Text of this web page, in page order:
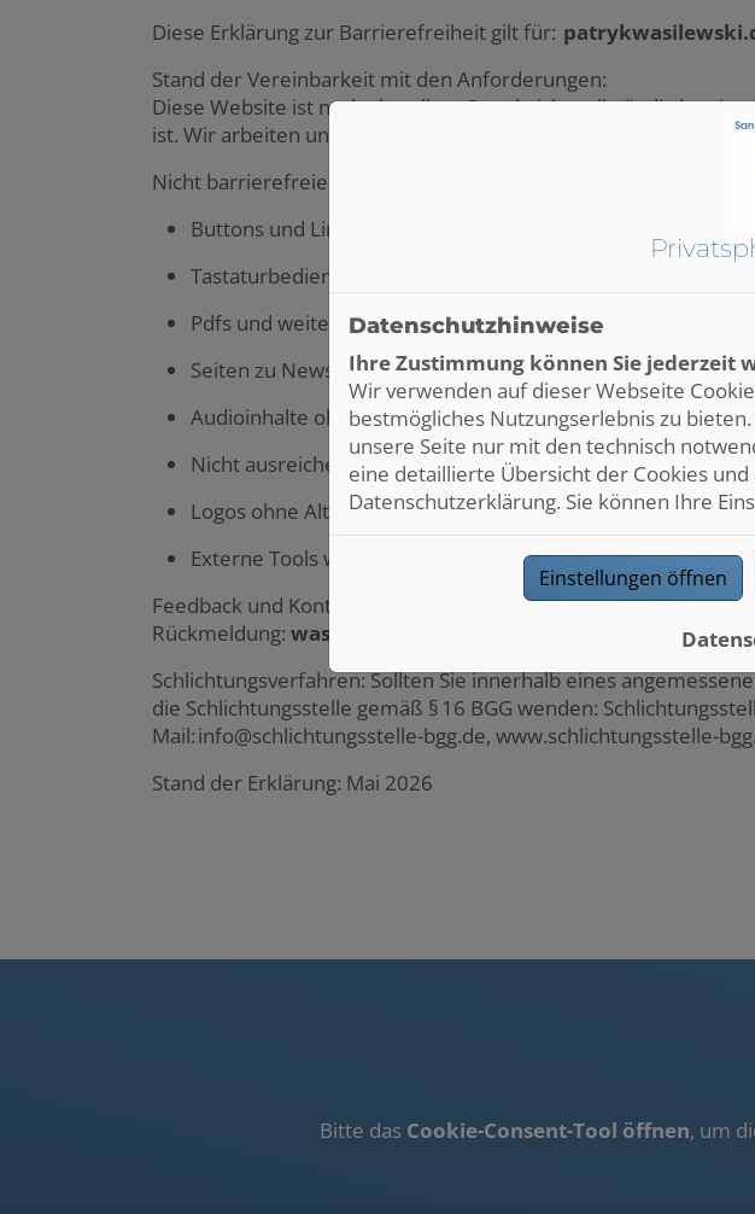
Diese Erklärung zur Barrierefreiheit gilt für:
Stand der Vereinbarkeit mit den Anforderungen:
Diese Website ist nach aktuellem Stand nicht vollständig
ist. Wir arbeiten unter Hochdruck daran, bestehende Barrieren
Nicht barrierefreie Inhalte können umfassen:
Buttons und Links ohne Text und Labels
Tastaturbedienbare Inhalte
Pdfs und weitere eingebettete Dokumente
Seiten zu Newsbeiträgen oder Landingpages
Audioinhalte ohne Untertitel oder Transkription
Nicht ausreichender Kontrast, u.a. bei Text vor Bildern
Logos ohne Alternativtexte
Externe Tools wie Planer, Konfiguratoren oder Assistenten
Feedback und Kontakt: Wenn Ihnen Barrieren auffallen oder
Rückmeldung: wasilewskipatryk@gmx.de
Schlichtungsverfahren: Sollten Sie innerhalb eines
die Schlichtungsstelle gemäß § 16 BGG wenden:
Mail: info@schlichtungsstelle-bgg.de, www.schlichtungsstelle-
Stand der Erklärung: Mai 2026
Bitte das Cookie-Consent-Tool öffnen, um
Datenschutzhinweise
Ihre Zustimmung können Sie jederzeit
Wir verwenden auf dieser Webseite
bestmögliches Nutzungserlebnis zu
unsere Seite nur mit den technisch
eine detaillierte Übersicht der Cookies
Datenschutzerklärung. Sie können Ihre
Einstellungen öffnen